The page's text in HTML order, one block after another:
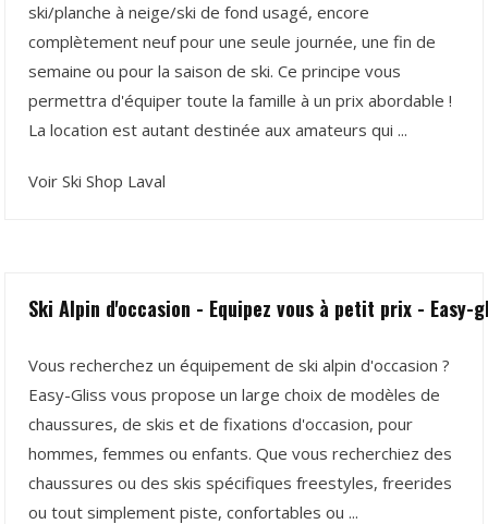
ski/planche à neige/ski de fond usagé, encore
complètement neuf pour une seule journée, une fin de
semaine ou pour la saison de ski. Ce principe vous
permettra d'équiper toute la famille à un prix abordable !
La location est autant destinée aux amateurs qui ...
Voir Ski Shop Laval
Ski Alpin d'occasion - Equipez vous à petit prix - Easy-
Vous recherchez un équipement de ski alpin d'occasion ?
Easy-Gliss vous propose un large choix de modèles de
chaussures, de skis et de fixations d'occasion, pour
hommes, femmes ou enfants. Que vous recherchiez des
chaussures ou des skis spécifiques freestyles, freerides
ou tout simplement piste, confortables ou ...